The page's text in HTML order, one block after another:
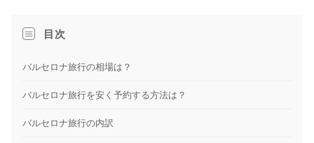
目次
バルセロナ旅行の相場は？
バルセロナ旅行を安く予約する方法は？
バルセロナ旅行の内訳